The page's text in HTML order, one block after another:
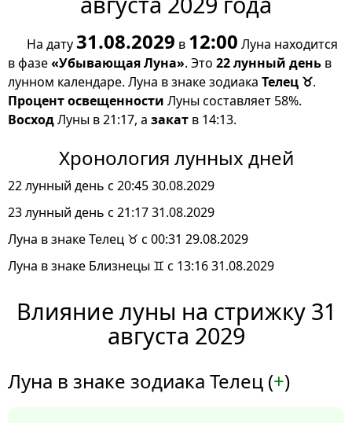
На дату31.08.2029 в 12:00 Луна находится
в фазе«Убывающая Луна». Это 22 лунный день в
лунном календаре. Луна в знаке зодиака Телец ♉.
Процент освещенности Луны составляет 58%.
ВосходЛуны в 21:17, а закат в 14:13.
Хронология лунных дней
22 лунный день с 20:45 30.08.2029
23 лунный день с 21:17 31.08.2029
Луна в знаке Телец ♉ с 00:31 29.08.2029
Луна в знаке Близнецы ♊ с 13:16 31.08.2029
Влияние луны на стрижку 31
августа 2029
Луна в знаке зодиака Телец (+)